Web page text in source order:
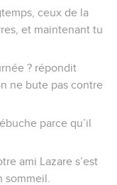
ceux de la
et maintenant tu
? répondit
ne bute pas contre
parce qu’il
ami Lazare s’est
sommeil.